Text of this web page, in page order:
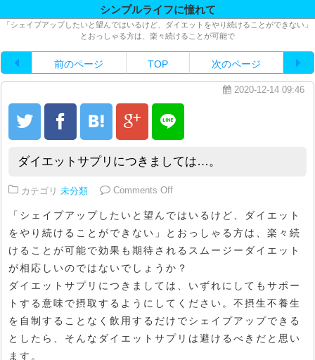
シンプルライフに憧れて
「シェイプアップしたいと望んではいるけど、ダイエットをやり続けることができない」
とおっしゃる方は、楽々続けることが可能で
前のページ TOP 次のページ
2020-12-14 09:46
ダイエットサプリにつきましては…。
カテゴリ 未分類 Comments Offon ダイエットサプリにつきまし
「シェイプアップしたいと望んではいるけど、ダイエット
をやり続けることができない」とおっしゃる方は、楽々続
けることが可能で効果も期待されるスムージーダイエット
が相応しいのではないでしょうか？
ダイエットサプリにつきましては、いずれにしてもサポー
トする意味で摂取するようにしてください。不摂生不養生
を自制することなく飲用するだけでシェイプアップできる
としたら、そんなダイエットサプリは避けるべきだと思い
ます。